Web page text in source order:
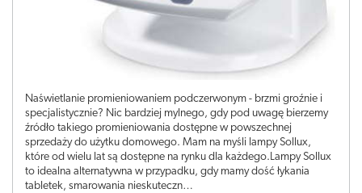
Naświetlanie promieniowaniem podczerwonym - brzmi groźnie i
specjalistycznie? Nic bardziej mylnego, gdy pod uwagę bierzemy
źródło takiego promieniowania dostępne w powszechnej
sprzedaży do użytku domowego. Mam na myśli lampy Sollux,
które od wielu lat są dostępne na rynku dla każdego.Lampy Sollux
to idealna alternatywna w przypadku, gdy mamy dość łykania
tabletek, smarowania nieskuteczn…